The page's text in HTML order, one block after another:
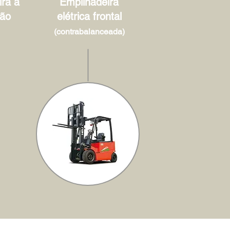
elétrica frontal
(contrabalanceada)